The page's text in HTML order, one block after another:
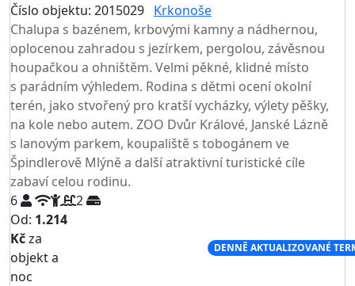
Číslo objektu: 2015029 Krkonoše
Chalupa s bazénem, krbovými kamny a nádhernou,
oplocenou zahradou s jezírkem, pergolou, závěsnou
houpačkou a ohništěm. Velmi pěkné, klidné místo
s parádním výhledem. Rodina s dětmi ocení okolní
terén, jako stvořený pro kratší vycházky, výlety pěšky,
na kole nebo autem. ZOO Dvůr Králové, Janské Lázně
s lanovým parkem, koupaliště s tobogánem ve
Špindlerově Mlýně a další atraktivní turistické cíle
zabaví celou rodinu.
6
2
Od: 1.214
Kčza
objekt a
noc
DENNĚ AKTUALIZOVANÉ